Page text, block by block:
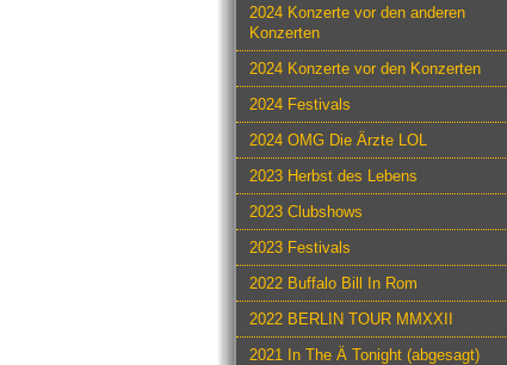
2024 Konzerte vor den anderen
Konzerten
2024 Konzerte vor den Konzerten
2024 Festivals
2024 OMG Die Ärzte LOL
2023 Herbst des Lebens
2023 Clubshows
2023 Festivals
2022 Buffalo Bill In Rom
2022 BERLIN TOUR MMXXII
2021 In The Ä Tonight (abgesagt)